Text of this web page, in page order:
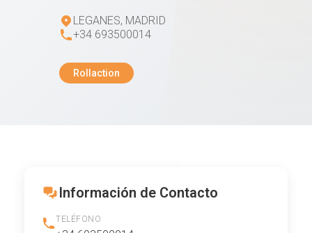
LEGANES, MADRID
+34 693500014
Rollaction
Información de Contacto
TELÉFONO